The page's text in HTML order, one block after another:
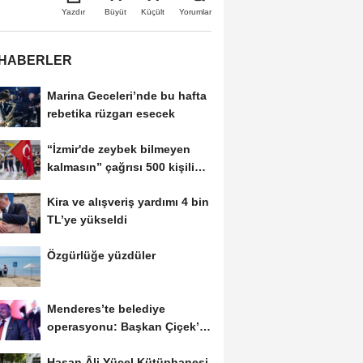
Yazdır Büyüt Küçült Yorumlar
Marina Geceleri’nde bu hafta
rebetika rüzgarı esecek
“İzmir'de zeybek bilmeyen
kalmasın” çağrısı 500 kişilik
Kira ve alışveriş yardımı 4 bin
TL’ye yükseldi
Özgürlüğe yüzdüler
Menderes’te belediye
operasyonu: Başkan Çiçek’in